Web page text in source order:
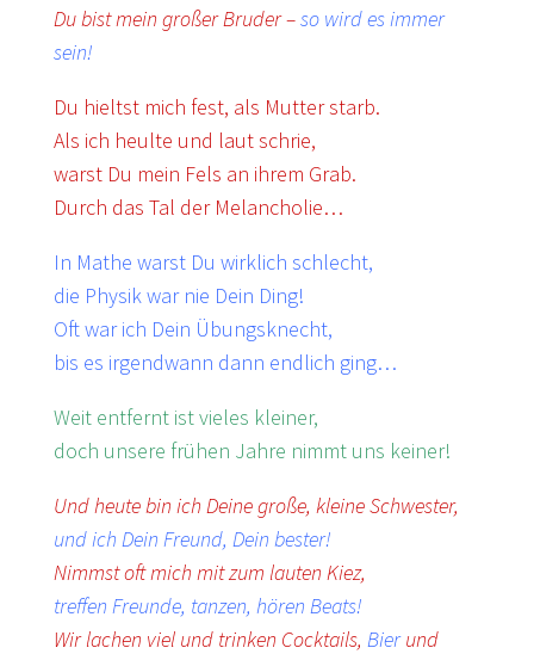
Du bist mein großer Bruder –so wird es immer
sein!
Du hieltst mich fest, als Mutter starb.
Als ich heulte und laut schrie,
warst Du mein Fels an ihrem Grab.
Durch das Tal der Melancholie…
In Mathe warst Du wirklich schlecht,
die Physik war nie Dein Ding!
Oft war ich Dein Übungsknecht,
bis es irgendwann dann endlich ging…
Weit entfernt ist vieles kleiner,
doch unsere frühen Jahre nimmt uns keiner!
Und heute bin ich Deine große, kleine Schwester,
und ich Dein Freund, Dein bester!
Nimmst oft mich mit zum lauten Kiez,
treffen Freunde, tanzen, hören Beats!
Wir lachen viel und trinken Cocktails, Bier und